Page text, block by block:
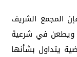
المجمع الشريف
ويطعن في شرعية
يتداول بشأنها